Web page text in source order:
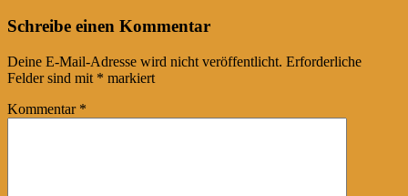
Post
navigation
←
→
Schreibe einen Kommentar
Deine E-Mail-Adresse wird nicht veröffentlicht. Erforderliche
Felder sind mit * markiert
Kommentar *